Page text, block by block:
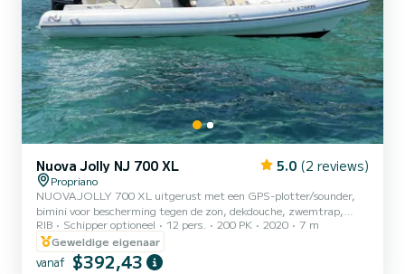
Nuova Jolly NJ 700 XL 5.0 (2 reviews)
Propriano
NUOVAJOLLY 700 XL uitgerust met een GPS-plotter/sounder,
bimini voor bescherming tegen de zon, dekdouche, zwemtrap,
elektrische ankerlier, elektrische bediening etc...
RIB Schipper optioneel 12 pers. 200 PK 2020
7 m
Geweldige eigenaar
vanaf $392,43